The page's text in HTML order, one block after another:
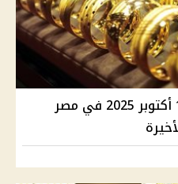
أسعار الذهب اليوم الأحد 19 أكتوبر 2025 في مصر